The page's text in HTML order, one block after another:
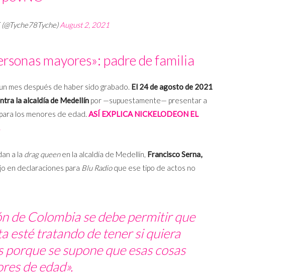
August 2, 2021
mayores»: padre de familia
mes después de haber sido grabado. El 24 de agosto de 2021
la alcaldía de Medellín por —supuestamente— presentar a
los menores de edad. ASÍ EXPLICA NICKELODEON EL
a la drag queenen la alcaldía de Medellín, Francisco Serna,
en declaraciones para Blu Radioque ese tipo de actos no
de Colombia se debe permitir que
esté tratando de tener si quiera
se supone que esas cosas
de edad».